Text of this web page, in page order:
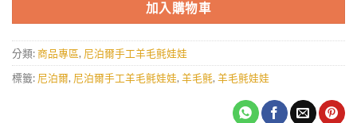
加入購物車
分類:商品專區, 尼泊爾手工羊毛氈娃娃
標籤: 尼泊爾, 尼泊爾手工羊毛氈娃娃, 羊毛氈, 羊毛氈娃娃